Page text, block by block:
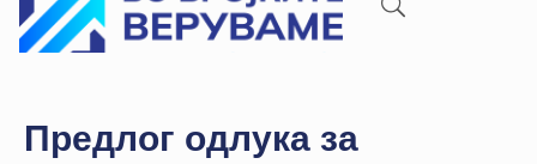
РЕГИСТРИ
НА
Предлог одлука за